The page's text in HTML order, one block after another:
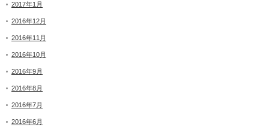
2017年1月
2016年12月
2016年11月
2016年10月
2016年9月
2016年8月
2016年7月
2016年6月